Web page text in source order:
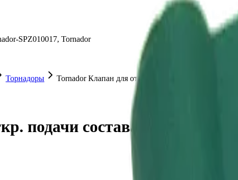
SPZ010017, Tornador
Торнадоры
Tornador Клапан для откр. подачи состава для
подачи состава для Tornador